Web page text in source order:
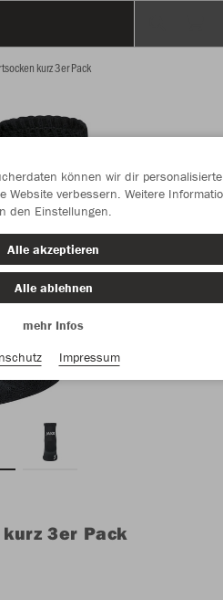
kurz 3er Pack
3er Pack
können wir dir personalisierte
Website verbessern. Weitere
den Einstellungen.
Alle akzeptieren
Alle ablehnen
mehr Infos
Impressum